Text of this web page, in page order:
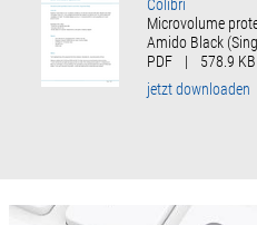
Colibri
Microvolume
Amido Black
PDF
|
578.9 KB
jetzt downloaden